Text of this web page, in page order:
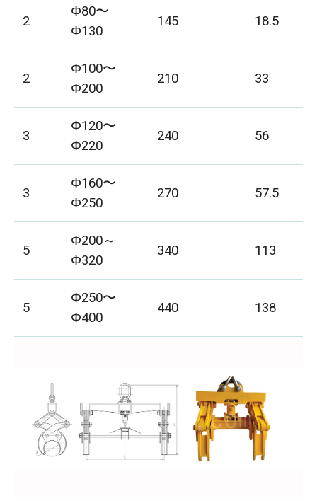
2
Φ80〜
Φ130
145 18.5
2
Φ100〜
Φ200
210 33
3
Φ120〜
Φ220
240 56
3
Φ160〜
Φ250
270 57.5
5
Φ200～
Φ320
340 113
5
Φ250〜
Φ400
440 138